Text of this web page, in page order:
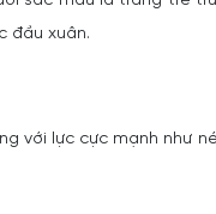
đầu xuân.
với lực cực mạnh như